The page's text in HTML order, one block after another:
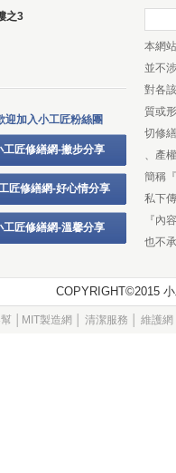
之3
迎加入小工匠粉絲團
工匠修繕網-撇步分享
匠修繕網-好心情分享
工匠修繕網-溫馨分享
本網
並不
對各
質或
切修
、產
簡稱
私下
『內
也不
│ MIT製造網 清潔服務 維護網